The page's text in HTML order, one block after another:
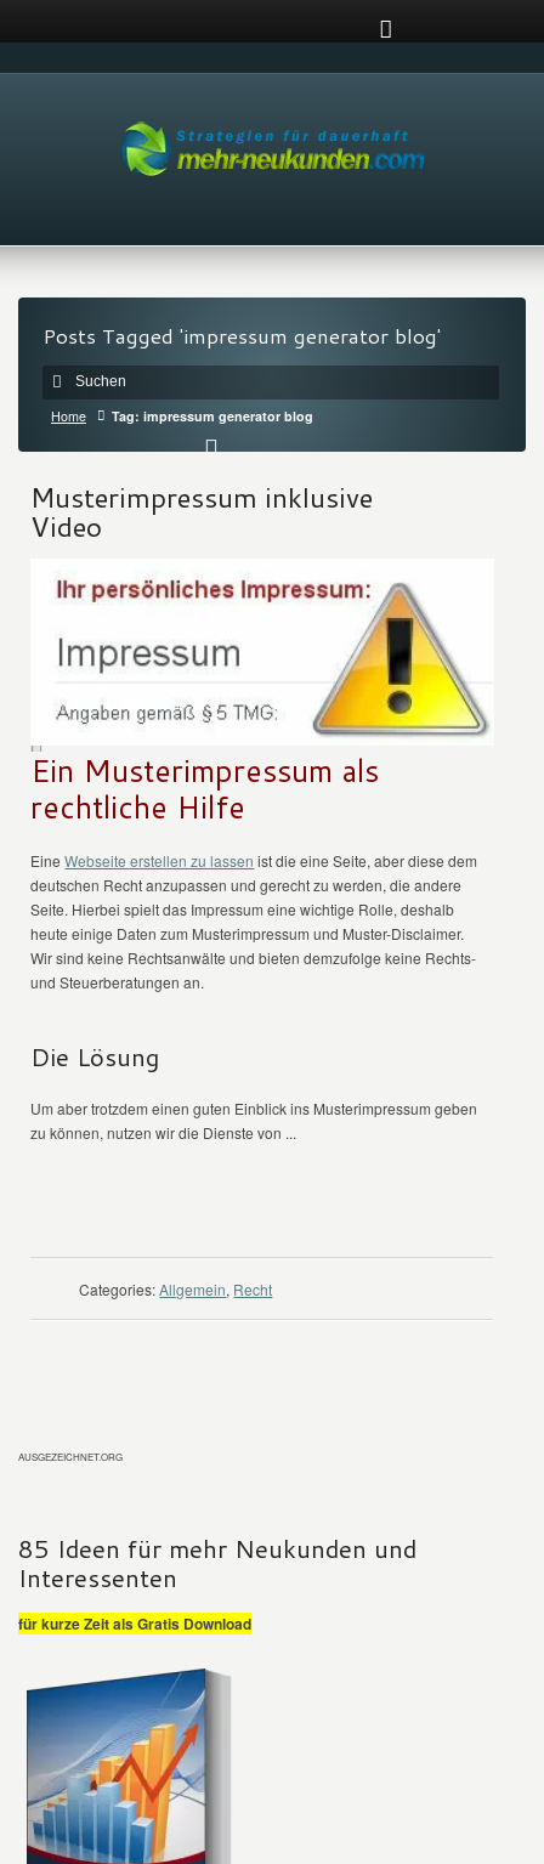
Posts Tagged 'impressum generator blog'
Home Tag: impressum generator blog
Musterimpressum inklusive
Video
Ein Musterimpressum als
rechtliche Hilfe
EineWebseite erstellen zu lassen ist die eine Seite, aber diese dem
deutschen Recht anzupassen und gerecht zu werden, die andere
Seite. Hierbei spielt das Impressum eine wichtige Rolle, deshalb
heute einige Daten zum Musterimpressum und Muster-Disclaimer.
Wir sind keine Rechtsanwälte und bieten demzufolge keine Rechts-
und Steuerberatungen an.
Die Lösung
Um aber trotzdem einen guten Einblick ins Musterimpressum geben
zu können, nutzen wir die Dienste von ...
Categories: Allgemein, Recht
AUSGEZEICHNET.ORG
85 Ideen für mehr Neukunden und
Interessenten
für kurze Zeit als Gratis Download